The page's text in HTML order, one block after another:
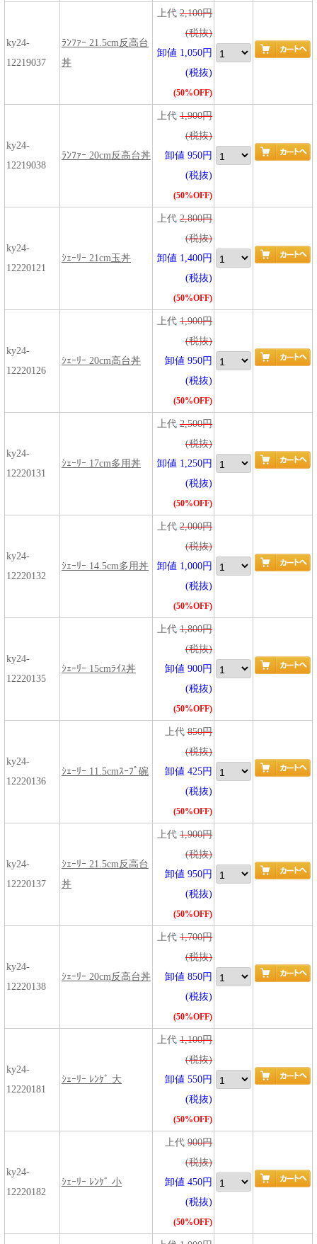
ky24-
12219037
ﾗﾝﾌｧｰ 21.5cm反高台
丼
上代 2,100円
(税抜)
卸値 1,050円
(税抜)
(50%OFF)
ky24-
12219038
ﾗﾝﾌｧｰ 20cm反高台丼
上代 1,900円
(税抜)
卸値 950円
(税抜)
(50%OFF)
ky24-
12220121
ｼｪｰﾘｰ 21cm玉丼
上代 2,800円
(税抜)
卸値 1,400円
(税抜)
(50%OFF)
ky24-
12220126
ｼｪｰﾘｰ 20cm高台丼
上代 1,900円
(税抜)
卸値 950円
(税抜)
(50%OFF)
ky24-
12220131
ｼｪｰﾘｰ 17cm多用丼
上代 2,500円
(税抜)
卸値 1,250円
(税抜)
(50%OFF)
ky24-
12220132
ｼｪｰﾘｰ 14.5cm多用丼
上代 2,000円
(税抜)
卸値 1,000円
(税抜)
(50%OFF)
ky24-
12220135
ｼｪｰﾘｰ 15cmﾗｲｽ丼
上代 1,800円
(税抜)
卸値 900円
(税抜)
(50%OFF)
ky24-
12220136
ｼｪｰﾘｰ 11.5cmｽｰﾌﾟ碗
上代 850円
(税抜)
卸値 425円
(税抜)
(50%OFF)
ky24-
12220137
ｼｪｰﾘｰ 21.5cm反高台
丼
上代 1,900円
(税抜)
卸値 950円
(税抜)
(50%OFF)
ky24-
12220138
ｼｪｰﾘｰ 20cm反高台丼
上代 1,700円
(税抜)
卸値 850円
(税抜)
(50%OFF)
ky24-
12220181
ｼｪｰﾘｰ ﾚﾝｹﾞ 大
上代 1,100円
(税抜)
卸値 550円
(税抜)
(50%OFF)
ky24-
12220182
ｼｪｰﾘｰ ﾚﾝｹﾞ 小
上代 900円
(税抜)
卸値 450円
(税抜)
(50%OFF)